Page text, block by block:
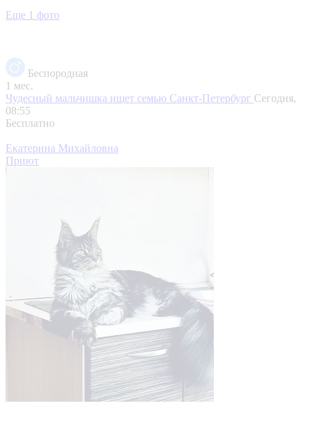
Еще 1 фото
Беспородная
1 мес.
Чудесный мальчишка ищет семью Санкт-Петербург Сегодня,
08:55
Бесплатно
Екатерина Михайловна
Приют